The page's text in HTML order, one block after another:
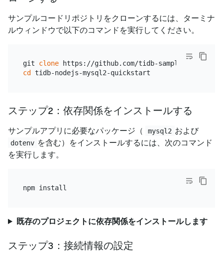
サンプルコードリポジトリをクローンするには、ターミナ
ルウィンドウで以下のコマンドを実行してください。
git clone
cd
ステップ2：依存関係をインストールする
サンプルアプリに必要なパッケージ（ mysql2 および
dotenv を含む）をインストールするには、次のコマンド
を実行します。
既存のプロジェクトに依存関係をインストールします
ステップ3：接続情報の設定